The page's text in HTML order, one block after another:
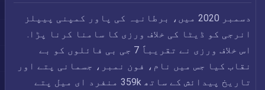
دسمبر 2020 میں، برطانیہ کی پاور کمپنی پیپلز
انرجی کو ڈیٹا کی خلاف ورزی کا سامنا کرنا پڑا.
اس خلاف ورزی نے تقریباً 7 جی بی فائلوں کو بے
نقاب کیا جس میں نام، فون نمبر، جسمانی پتے اور
تاریخ پیدائش کے ساتھ 359k منفرد ای میل پتے